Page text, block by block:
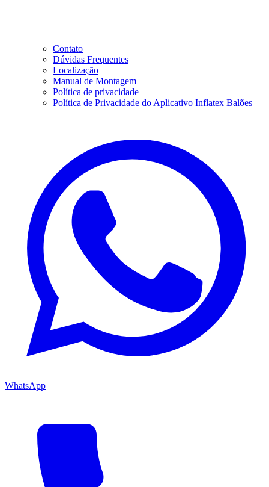
Contato
Dúvidas Frequentes
Localização
Manual de Montagem
Política de privacidade
Política de Privacidade do Aplicativo Inflatex Balões
WhatsApp